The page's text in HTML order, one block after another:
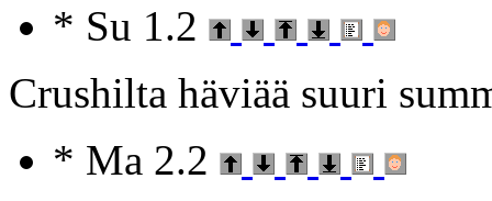
* Su 1.2
Crushilta häviää suuri
* Ma 2.2